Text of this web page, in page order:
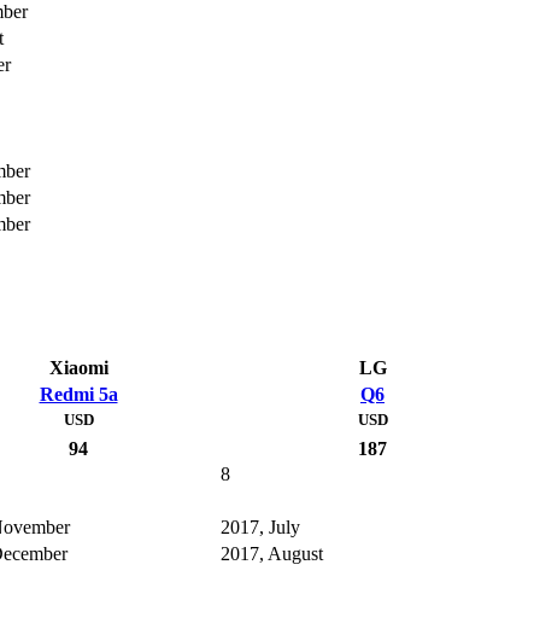
Xiaomi
LG
Redmi 5a
Q6
USD
94
USD
187
8
2017, July
2017, August